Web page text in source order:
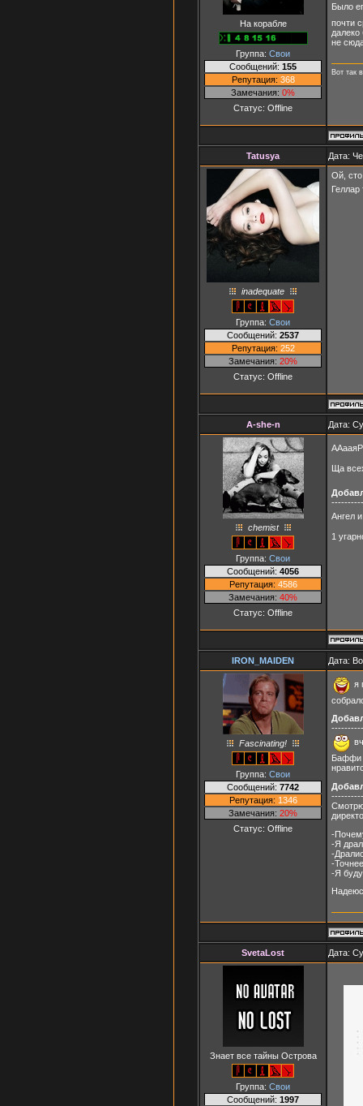
На корабле
Группа: Свои
Сообщений: 155
Репутация: 368
Замечания: 0%
Статус: Offline
Было
почти
не
Вот так
Tatusya Дата:
inadequate
Группа: Свои
Сообщений: 2537
Репутация: 252
Замечания: 20%
Статус: Offline
Ой, сто
Геллар
A-she-n Дата:
chemist
Группа: Свои
Сообщений: 4056
Репутация: 4586
Замечания: 40%
Статус: Offline
Ща
Ангел
1
IRON_MAIDEN Дата:
Fascinating!
Группа: Свои
Сообщений: 7742
Репутация: 1346
Замечания: 20%
Статус: Offline
я
Баффи
-
-Я
-
-
-Я
SvetaLost Дата:
Знает все тайны Острова
Группа: Свои
Сообщений: 1997